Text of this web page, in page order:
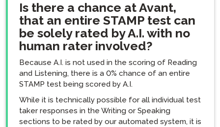
Is there a chance at Avant,
that an entire STAMP test can
be solely rated by A.I. with no
human rater involved?
Because A.I. is not used in the scoring of Reading
and Listening, there is a 0% chance of an entire
STAMP test being scored by A.I.
While it is technically possible for all individual test
taker responses in the Writing or Speaking
sections to be rated by our automated system, it is